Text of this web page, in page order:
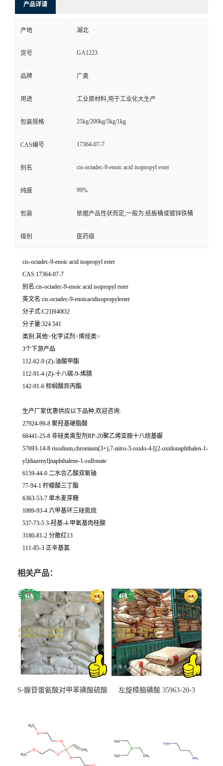
产品详请
产地 湖北
货号 GA1223
品牌 广奥
用途 工业原材料,用于工业化大生产
包装规格 25kg/200kg/5kg/1kg
CAS编号 17364-07-7
别名 cis-octadec-9-enoic acid isopropyl ester
纯度 99%
包装 依据产品性状而定,一般为:纸板桶或镀锌铁桶
级别 医药级
cis-octadec-9-enoic acid isopropyl ester
CAS:17364-07-7
别名:cis-octadec-9-enoic acid isopropyl ester
英文名:cis-octadec-9-enoicacidisopropylester
分子式:C21H40O2
分子量:324.541
类别:其他>化学试剂>烯烃类>
3个下游产品
112-62-9 (Z)-油酸甲酯
112-91-4 (Z)-十八碳-9-烯腈
142-91-6 棕榈酸异丙酯
生产厂家优惠供应以下品种,欢迎咨询:
27924-99-8 聚羟基硬脂酸
68441-25-8 非硅类离型剂RP-20聚乙烯亚胺十八烷基脲
57693-14-8 risodium,chromium(3+),7-nitro-3-oxido-4-[(2-oxidonaphthalen-1-
yl)diazenyl]naphthalene-1-sulfonate
6159-44-0 二水合乙酸双氧铀
77-94-1 柠檬酸三丁酯
6363-53-7 单水麦芽糖
1009-93-4 六甲基环三硅氮烷
537-73-5 3-羟基-4-甲氧基肉桂酸
3180-81-2 分散红13
111-85-3 正辛基氯
相关产品：
S-腺苷蛋氨酸对甲苯磺酸硫酸
左旋樟脑磺酸 35963-20-3